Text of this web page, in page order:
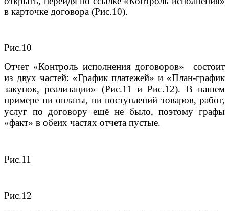
в карточке договора (Рис.10).
Рис.10
Отчет «Контроль исполнения договоров» состоит
из двух частей: «График платежей» и «План-график
закупок, реализации» (Рис.11 и Рис.12). В нашем
примере ни оплаты, ни поступлений товаров, работ,
услуг по договору ещё не было, поэтому графы
«факт» в обеих частях отчета пустые.
Рис.11
Рис.12